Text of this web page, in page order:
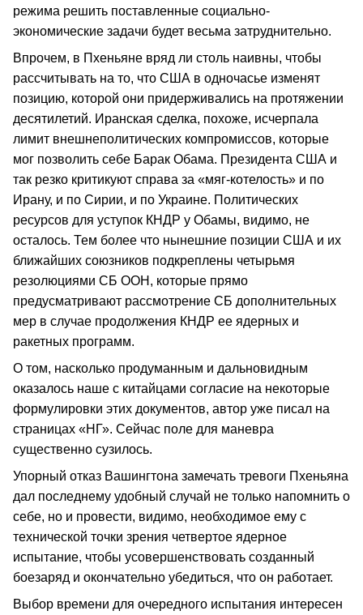
режима решить поставленные социально-
экономические задачи будет весьма затруднительно.
Впрочем, в Пхеньяне вряд ли столь наивны, чтобы
рассчитывать на то, что США в одночасье изменят
позицию, которой они придерживались на протяжении
десятилетий. Иранская сделка, похоже, исчерпала
лимит внешнеполитических компромиссов, которые
мог позволить себе Барак Обама. Президента США и
так резко критикуют справа за «мяг-котелость» и по
Ирану, и по Сирии, и по Украине. Политических
ресурсов для уступок КНДР у Обамы, видимо, не
осталось. Тем более что нынешние позиции США и их
ближайших союзников подкреплены четырьмя
резолюциями СБ ООН, которые прямо
предусматривают рассмотрение СБ дополнительных
мер в случае продолжения КНДР ее ядерных и
ракетных программ.
О том, насколько продуманным и дальновидным
оказалось наше с китайцами согласие на некоторые
формулировки этих документов, автор уже писал на
страницах «НГ». Сейчас поле для маневра
существенно сузилось.
Упорный отказ Вашингтона замечать тревоги Пхеньяна
дал последнему удобный случай не только напомнить о
себе, но и провести, видимо, необходимое ему с
технической точки зрения четвертое ядерное
испытание, чтобы усовершенствовать созданный
боезаряд и окончательно убедиться, что он работает.
Выбор времени для очередного испытания интересен